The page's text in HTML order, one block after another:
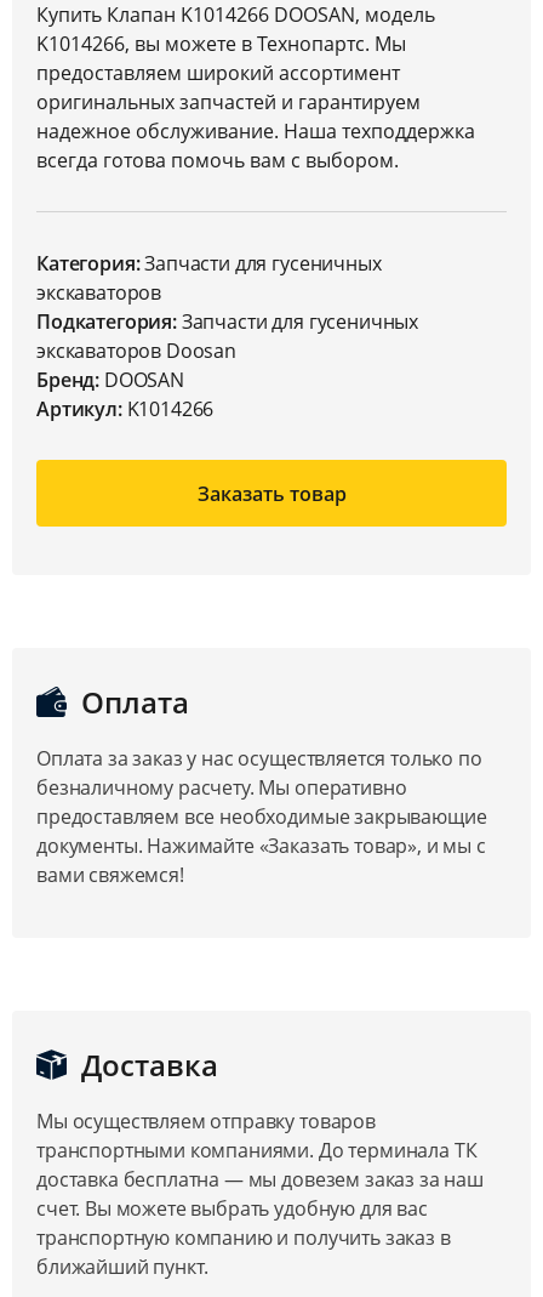
Купить Клапан K1014266 DOOSAN, модель
K1014266, вы можете в Технопартс. Мы
предоставляем широкий ассортимент
оригинальных запчастей и гарантируем
надежное обслуживание. Наша техподдержка
всегда готова помочь вам с выбором.
Категория:Запчасти для гусеничных
экскаваторов
Подкатегория:Запчасти для гусеничных
экскаваторов Doosan
Бренд: DOOSAN
Артикул:K1014266
Заказать товар
Оплата
Оплата за заказ у нас осуществляется только по
безналичному расчету. Мы оперативно
предоставляем все необходимые закрывающие
документы. Нажимайте «Заказать товар», и мы с
вами свяжемся!
Доставка
Мы осуществляем отправку товаров
транспортными компаниями. До терминала ТК
доставка бесплатна — мы довезем заказ за наш
счет. Вы можете выбрать удобную для вас
транспортную компанию и получить заказ в
ближайший пункт.